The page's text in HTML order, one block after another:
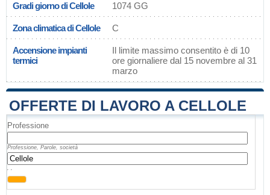
Gradi giorno di Cellole 1074 GG
Zona climatica di Cellole C
Accensione impianti
termici
Il limite massimo consentito è di 10
ore giornaliere dal 15 novembre al 31
marzo
OFFERTE DI LAVORO A CELLOLE
Professione
Professione, Parole, società
, ,